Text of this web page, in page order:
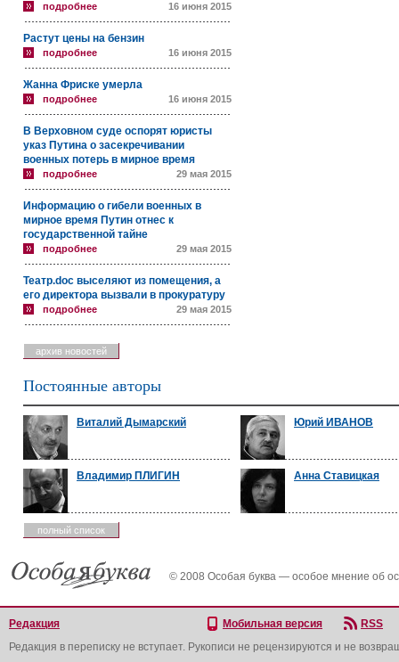
подробнее 16 июня 2015
Растут цены на бензин
подробнее 16 июня 2015
Жанна Фриске умерла
подробнее 16 июня 2015
В Верховном суде оспорят юристы
указ Путина о засекречивании
военных потерь в мирное время
подробнее 29 мая 2015
Информацию о гибели военных в
мирное время Путин отнес к
государственной тайне
подробнее 29 мая 2015
Театр.doc выселяют из помещения, а
его директора вызвали в прокуратуру
подробнее 29 мая 2015
архив новостей
Постоянные авторы
Виталий Дымарский Юрий ИВАНОВ
Владимир ПЛИГИН Анна Ставицкая
полный список
© 2008 Особая буква — особое мнение об
Редакция Мобильная версия
RSS
Редакция в переписку не вступает. Рукописи не рецензируются и не